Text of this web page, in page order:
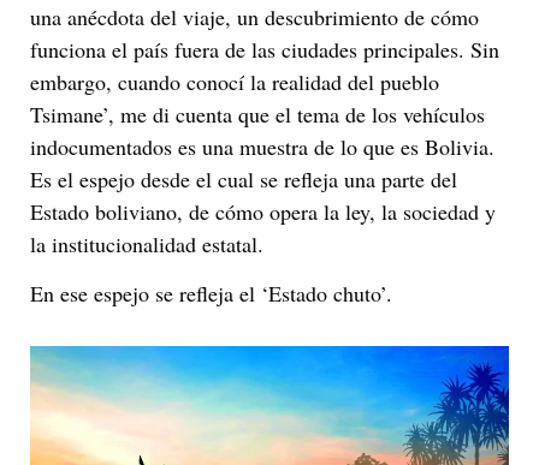
una anécdota del viaje, un descubrimiento de cómo
funciona el país fuera de las ciudades principales. Sin
embargo, cuando conocí la realidad del pueblo
Tsimane’, me di cuenta que el tema de los vehículos
indocumentados es una muestra de lo que es Bolivia.
Es el espejo desde el cual se refleja una parte del
Estado boliviano, de cómo opera la ley, la sociedad y
la institucionalidad estatal.
En ese espejo se refleja el ‘Estado chuto’.